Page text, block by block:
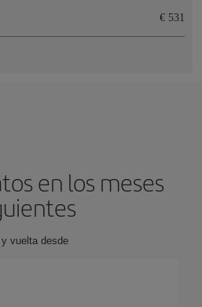
€ 531
en los meses
y vuelta desde